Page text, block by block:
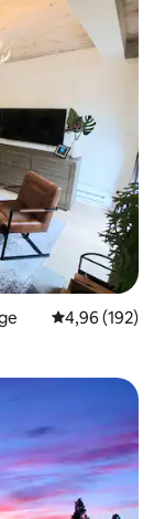
Vlerësimi
4,96 (192)